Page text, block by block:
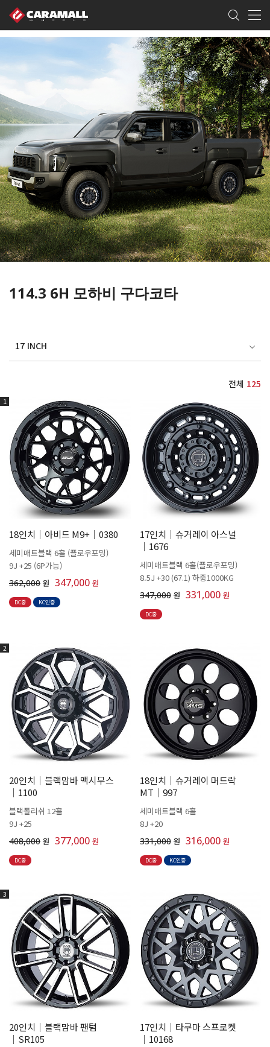
114.3 6H 모하비 구다코타
17 INCH
전체 125
1
18인치│아비드 M9+│0380
세미매트블랙 6홀 (플로우포밍)
9J +25 (6P가능)
362,000 원 347,000 원
DC중 KC인증
17인치│슈거레이 아스널
│1676
세미매트블랙 6홀(플로우포밍)
8.5J +30 (67.1) 하중1000KG
347,000 원 331,000 원
DC중
2
20인치│블랙맘바 맥시무스
│1100
블랙폴리쉬 12홀
9J +25
408,000 원 377,000 원
DC중
18인치│슈거레이 머드락
MT│997
세미매트블랙 6홀
8J +20
331,000 원 316,000 원
DC중 KC인증
3
20인치│블랙맘바 팬텀
│SR105
17인치│타쿠마 스프로켓
│10168